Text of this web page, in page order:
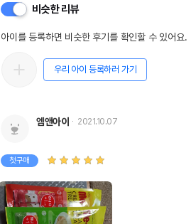
비슷한 리뷰
아이를 등록하면 비슷한 후기를 확인할 수 있어요.
우리 아이 등록하러 가기
엠앤아이 2021.10.07
첫구매